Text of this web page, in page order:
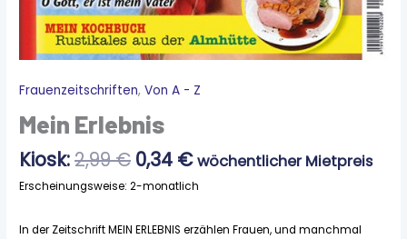
Frauenzeitschriften,Von A - Z
Mein Erlebnis
Kiosk:2,99€
Ursprünglicher
Preis
war:
2,99 €
0,34 €
Aktueller
0,34 €.
wöchentlicher Mietpreis
Erscheinungsweise: 2-monatlich
In der Zeitschrift MEIN ERLEBNIS erzählen Frauen, und manchmal
Mein
Erlebnis
Menge